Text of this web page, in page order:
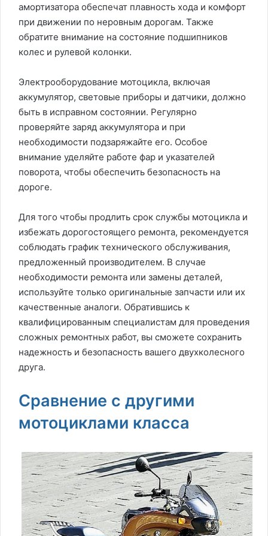
амортизатора обеспечат плавность хода и комфорт
при движении по неровным дорогам. Также
обратите внимание на состояние подшипников
колес и рулевой колонки.
Электрооборудование мотоцикла, включая
аккумулятор, световые приборы и датчики, должно
быть в исправном состоянии. Регулярно
проверяйте заряд аккумулятора и при
необходимости подзаряжайте его. Особое
внимание уделяйте работе фар и указателей
поворота, чтобы обеспечить безопасность на
дороге.
Для того чтобы продлить срок службы мотоцикла и
избежать дорогостоящего ремонта, рекомендуется
соблюдать график технического обслуживания,
предложенный производителем. В случае
необходимости ремонта или замены деталей,
используйте только оригинальные запчасти или их
качественные аналоги. Обратившись к
квалифицированным специалистам для проведения
сложных ремонтных работ, вы сможете сохранить
надежность и безопасность вашего двухколесного
друга.
Сравнение с другими
мотоциклами класса